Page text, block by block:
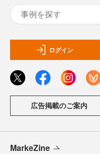
ログイン
広告掲載のご案内
MarkeZine